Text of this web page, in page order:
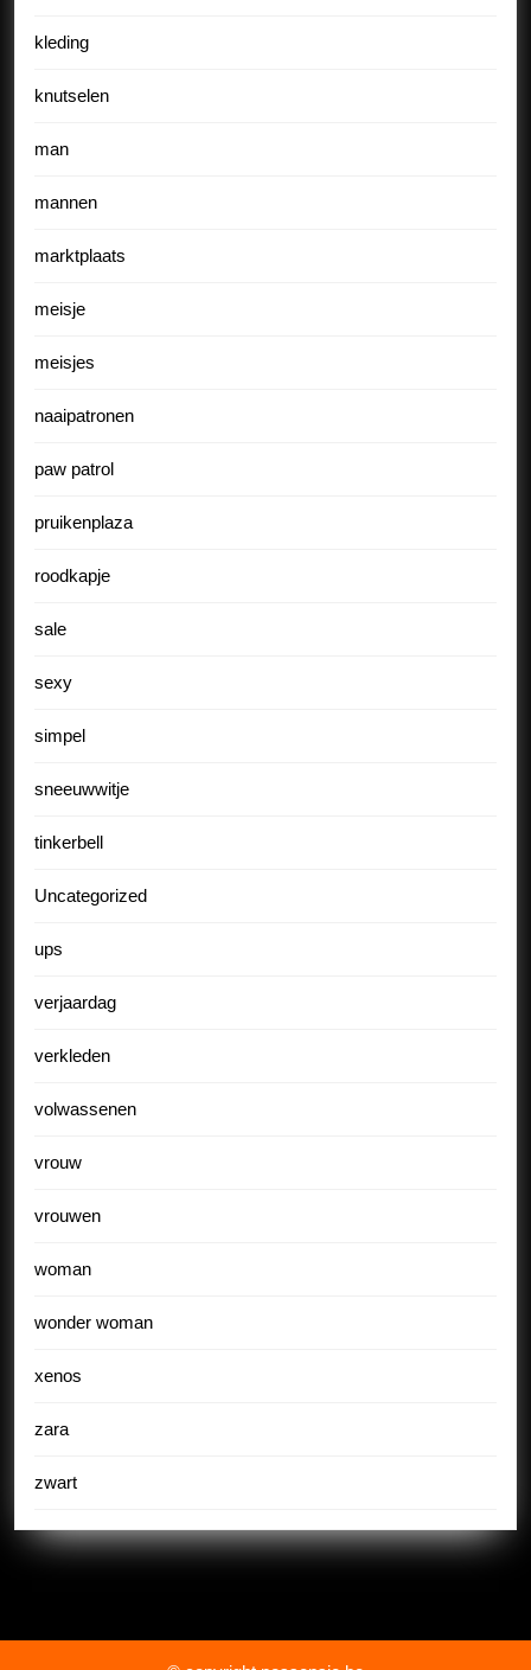
kleding
knutselen
man
mannen
marktplaats
meisje
meisjes
naaipatronen
paw patrol
pruikenplaza
roodkapje
sale
sexy
simpel
sneeuwwitje
tinkerbell
Uncategorized
ups
verjaardag
verkleden
volwassenen
vrouw
vrouwen
woman
wonder woman
xenos
zara
zwart